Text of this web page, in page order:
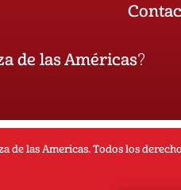
de las Américas?
de las Americas. Todos los